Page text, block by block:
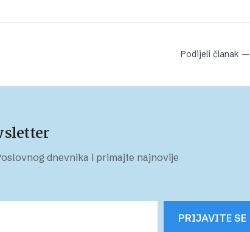
Podijeli članak —
dnevnika i primajte najnovije
PRIJAVITE SE